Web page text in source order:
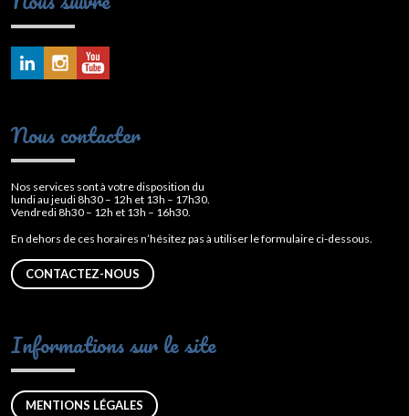
Nous contacter
Nos services sont à votre disposition du
lundi au jeudi 8h30 – 12h et 13h – 17h30.
Vendredi 8h30 – 12h et 13h – 16h30.
En dehors de ces horaires n’hésitez pas à utiliser le formulaire ci-dessous.
CONTACTEZ-NOUS
Informations sur le site
MENTIONS LÉGALES